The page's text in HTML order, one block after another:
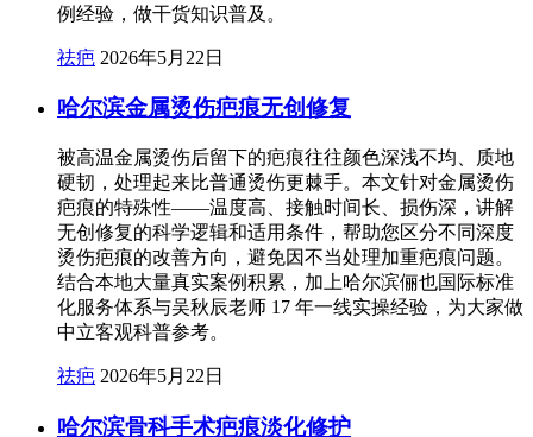
例经验，做干货知识普及。
祛疤 2026年5月22日
哈尔滨金属烫伤疤痕无创修复
被高温金属烫伤后留下的疤痕往往颜色深浅不均、质地
硬韧，处理起来比普通烫伤更棘手。本文针对金属烫伤
疤痕的特殊性——温度高、接触时间长、损伤深，讲解
无创修复的科学逻辑和适用条件，帮助您区分不同深度
烫伤疤痕的改善方向，避免因不当处理加重疤痕问题。
结合本地大量真实案例积累，加上哈尔滨俪也国际标准
化服务体系与吴秋辰老师 17 年一线实操经验，为大家做
中立客观科普参考。
祛疤 2026年5月22日
哈尔滨骨科手术疤痕淡化修护